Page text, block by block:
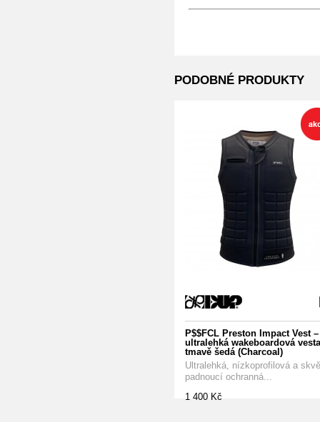
PODOBNÉ PRODUKTY
P$$FCL Preston Impact Vest –
ultralehká wakeboardová
tmavě šedá (Charcoal)
Ultralehká, nízkoprofilová a
padnoucí ochranná...
1 400 Kč